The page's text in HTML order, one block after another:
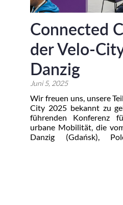
Connected
der Velo-
Danzig
Juni 5, 2025
Wir freuen uns, unsere
City 2025 bekannt zu
führenden Konferenz
urbane Mobilität, die
Danzig (Gdańsk),